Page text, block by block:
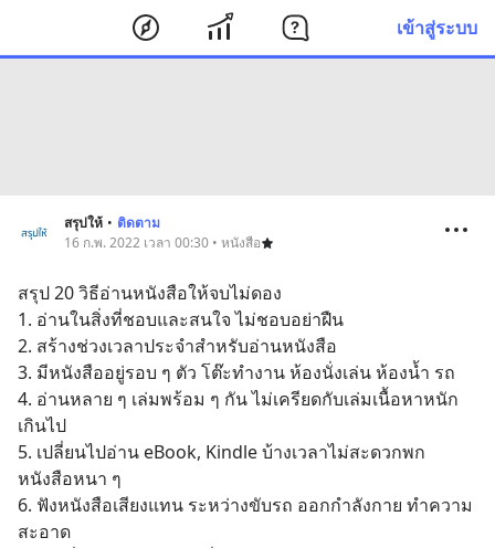
เข้าสู่ระบบ
สรุปให้ • ติดตาม
16 ก.พ. 2022 เวลา 00:30 • หนังสือ
สรุป 20 วิธีอ่านหนังสือให้จบไม่ดอง
1. อ่านในสิ่งที่ชอบและสนใจ ไม่ชอบอย่าฝืน
2. สร้างช่วงเวลาประจำสำหรับอ่านหนังสือ
3. มีหนังสืออยู่รอบ ๆ ตัว โต๊ะทำงาน ห้องนั่งเล่น ห้องน้ำ รถ
4. อ่านหลาย ๆ เล่มพร้อม ๆ กัน ไม่เครียดกับเล่มเนื้อหาหนัก
เกินไป
5. เปลี่ยนไปอ่าน eBook, Kindle บ้างเวลาไม่สะดวกพก
หนังสือหนา ๆ
6. ฟังหนังสือเสียงแทน ระหว่างขับรถ ออกกำลังกาย ทำความ
สะอาด